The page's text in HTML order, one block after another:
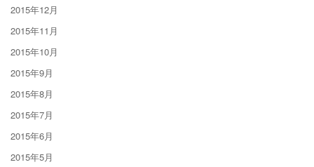
2015年12月
2015年11月
2015年10月
2015年9月
2015年8月
2015年7月
2015年6月
2015年5月